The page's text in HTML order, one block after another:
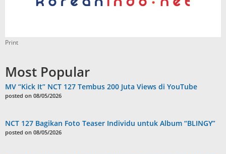
Print
Most Popular
MV “Kick It” NCT 127 Tembus 200 Juta Views di YouTube
posted on 08/05/2026
NCT 127 Bagikan Foto Teaser Individu untuk Album “BLINGY”
posted on 08/05/2026